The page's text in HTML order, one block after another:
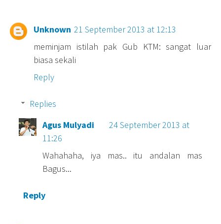
Unknown 21 September 2013 at 12:13
meminjam istilah pak Gub KTM: sangat luar
biasa sekali
Reply
Replies
Agus Mulyadi
24 September 2013 at
11:26
Wahahaha, iya mas.. itu andalan mas
Bagus...
Reply